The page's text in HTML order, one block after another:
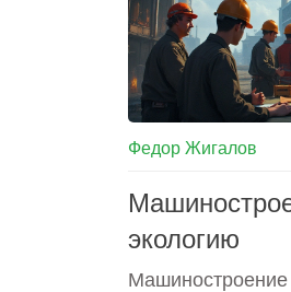
Федор Жигалов
экологию
Машиностроение